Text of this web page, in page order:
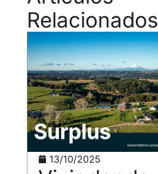
Relacionados
13/10/2025